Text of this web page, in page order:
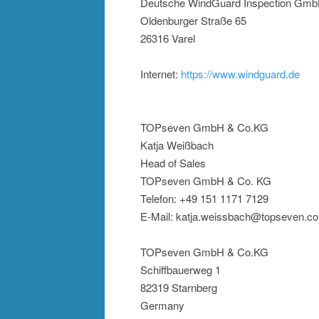
Oldenburger Straße 65
26316 Varel
Internet: https://www.windguard.de
TOPseven GmbH & Co.KG
Katja Weißbach
Head of Sales
TOPseven GmbH & Co. KG
Telefon: +49 151 1171 7129
E-Mail:
TOPseven GmbH & Co.KG
Schiffbauerweg 1
82319 Starnberg
Germany